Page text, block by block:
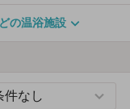
の温浴施設